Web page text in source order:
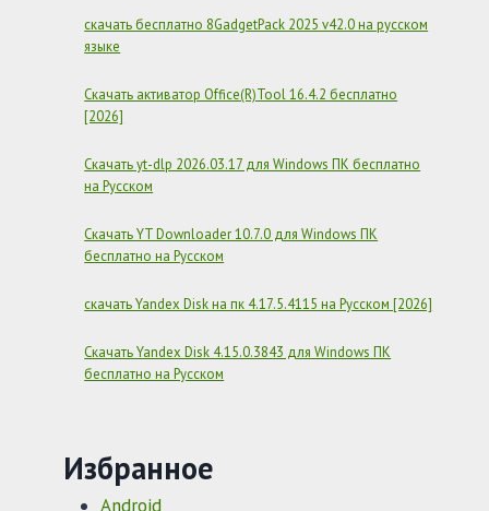
скачать бесплатно 8GadgetPack 2025 v42.0 на русском
языке
Скачать активатор Office(R)Tool 16.4.2 бесплатно
[2026]
Скачать yt-dlp 2026.03.17 для Windows ПК бесплатно
на Русском
Скачать YT Downloader 10.7.0 для Windows ПК
бесплатно на Русском
скачать Yandex Disk на пк 4.17.5.4115 на Русском [2026]
Скачать Yandex Disk 4.15.0.3843 для Windows ПК
бесплатно на Русском
Избранное
Android